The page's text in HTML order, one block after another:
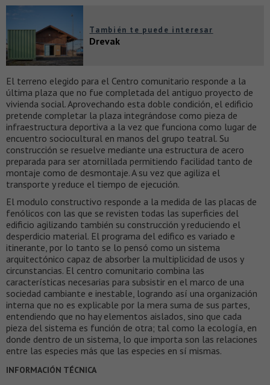
También te puede interesar
Drevak
El terreno elegido para el Centro comunitario responde a la
última plaza que no fue completada del antiguo proyecto de
vivienda social. Aprovechando esta doble condición, el edificio
pretende completar la plaza integrándose como pieza de
infraestructura deportiva a la vez que funciona como lugar de
encuentro sociocultural en manos del grupo teatral. Su
construcción se resuelve mediante una estructura de acero
preparada para ser atornillada permitiendo facilidad tanto de
montaje como de desmontaje. A su vez que agiliza el
transporte y reduce el tiempo de ejecución.
El modulo constructivo responde a la medida de las placas de
fenólicos con las que se revisten todas las superficies del
edificio agilizando también su construcción y reduciendo el
desperdicio material. El programa del edifico es variado e
itinerante, por lo tanto se lo pensó como un sistema
arquitectónico capaz de absorber la multiplicidad de usos y
circunstancias. El centro comunitario combina las
características necesarias para subsistir en el marco de una
sociedad cambiante e inestable, logrando así una organización
interna que no es explicable por la mera suma de sus partes,
entendiendo que no hay elementos aislados, sino que cada
pieza del sistema es función de otra; tal como la ecología, en
donde dentro de un sistema, lo que importa son las relaciones
entre las especies más que las especies en sí mismas.
INFORMACIÓN TÉCNICA